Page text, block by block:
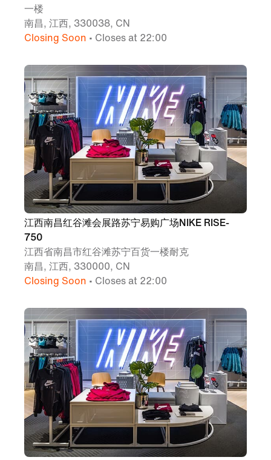
一楼
南昌, 江西, 330038, CN
Closing Soon • Closes at 22:00
江西南昌红谷滩会展路苏宁易购广场NIKE RISE-
750
江西省南昌市红谷滩苏宁百货一楼耐克
南昌, 江西, 330000, CN
Closing Soon • Closes at 22:00